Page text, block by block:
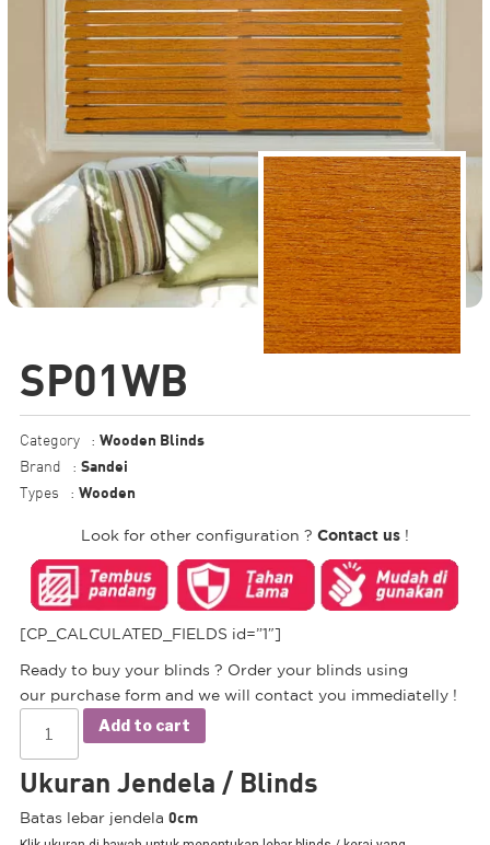
SP01WB
Category : Wooden Blinds
Brand
: Sandei
Types
: Wooden
Look for other configuration ? Contact us !
[CP_CALCULATED_FIELDS id=”1″]
Ready to buy your blinds ? Order your blinds using
our purchase form and we will contact you immediatelly !
Add to cart
Ukuran Jendela / Blinds
Batas lebar jendela 0cm